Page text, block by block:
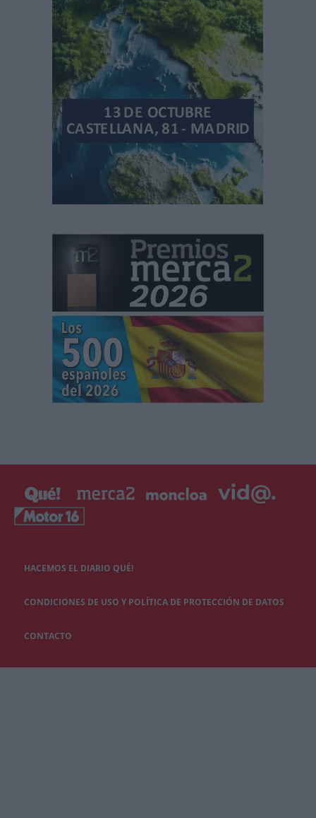
HACEMOS EL DIARIO QUÉ!
CONDICIONES DE USO Y POLÍTICA DE PROTECCIÓN DE DATOS
CONTACTO